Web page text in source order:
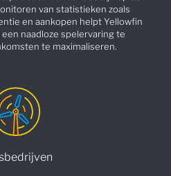
van statistieken zoals
en aankopen helpt Yellowfin
naadloze spelervaring te
te maximaliseren.